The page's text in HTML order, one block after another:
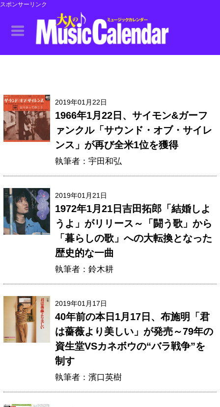
スポンサーリンク
2019年01月22日
1966年1月22日、サイモン&ガーフ
ァンクル「サウンド・オブ・サイレ
ンス」が再び全米1位を獲得
執筆者：宇田和弘
2019年01月21日
1972年1月21日吉田拓郎「結婚しよ
うよ」がリリース～「闘う歌」から
「暮らしの歌」への大転換となった
歴史的な一曲
執筆者：鈴木耕
2019年01月17日
40年前の本日1月17日、布施明「君
は薔薇より美しい」が発売～79年の
資生堂VSカネボウの“バラ戦争”を
制す
執筆者：濱口英樹